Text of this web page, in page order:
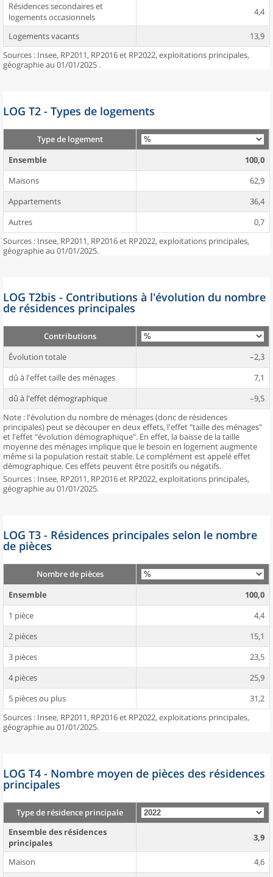
Résidences secondaires et
logements occasionnels
4,4
Logements vacants
13,9
Sources : Insee, RP2011, RP2016 et RP2022, exploitations principales,
géographie au 01/01/2025 .
LOG T2 - Types de logements
Type de logement
Ensemble
100,0
Maisons
62,9
Appartements
36,4
Autres
0,7
Sources : Insee, RP2011, RP2016 et RP2022, exploitations principales,
géographie au 01/01/2025.
LOG T2bis - Contributions à l'évolution du nombre
de résidences principales
Contributions
Évolution totale
–2,3
dû à l'effet taille des ménages
7,1
dû à l'effet démographique
–9,5
Note : l'évolution du nombre de ménages (donc de résidences
principales) peut se découper en deux effets, l'effet "taille des ménages"
et l'effet "évolution démographique". En effet, la baisse de la taille
moyenne des ménages implique que le besoin en logement augmente
même si la population restait stable. Le complément est appelé effet
démographique. Ces effets peuvent être positifs ou négatifs.
Sources : Insee, RP2011, RP2016 et RP2022, exploitations principales,
géographie au 01/01/2025.
LOG T3 - Résidences principales selon le nombre
de pièces
Nombre de pièces
Ensemble
100,0
1 pièce
4,4
2 pièces
15,1
3 pièces
23,5
4 pièces
25,9
5 pièces ou plus
31,2
Sources : Insee, RP2011, RP2016 et RP2022, exploitations principales,
géographie au 01/01/2025.
LOG T4 - Nombre moyen de pièces des résidences
principales
Type de résidence principale
Ensemble des résidences
principales
3,9
Maison 4,6